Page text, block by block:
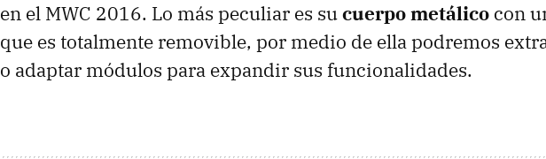
en el MWC 2016. Lo más peculiar es sucuerpo metálico con
que es totalmente removible, por medio de ella podremos
o adaptar módulos para expandir sus funcionalidades.